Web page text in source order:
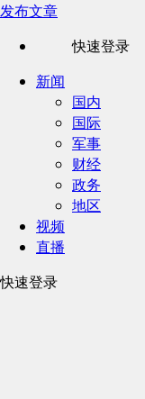
发布文章
快速登录
新闻
国内
国际
军事
财经
政务
地区
视频
直播
快速登录